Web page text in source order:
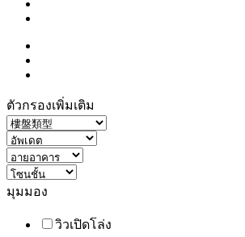
ตัวกรองเพิ่มเติม
มุมมอง
วิวเปิดโล่ง